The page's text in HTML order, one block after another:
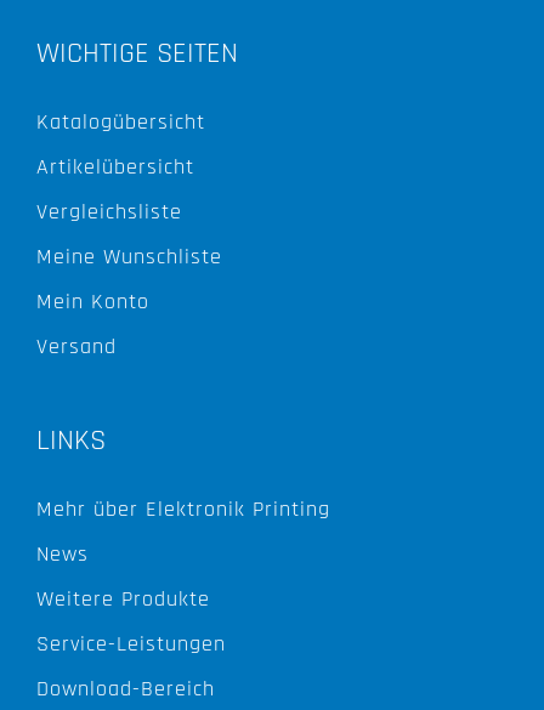
WICHTIGE SEITEN
Katalogübersicht
Artikelübersicht
Vergleichsliste
Meine Wunschliste
Mein Konto
Versand
LINKS
Mehr über Elektronik Printing
News
Weitere Produkte
Service-Leistungen
Download-Bereich